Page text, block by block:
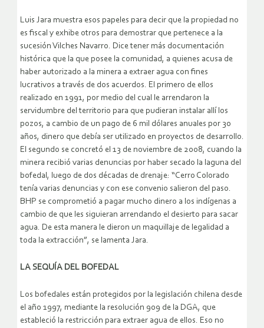
Luis Jara muestra esos papeles para decir que la propiedad no
es fiscal y exhibe otros para demostrar que pertenece a la
sucesión Vilches Navarro. Dice tener más documentación
histórica que la que posee la comunidad, a quienes acusa de
haber autorizado a la minera a extraer agua con fines
lucrativos a través de dos acuerdos. El primero de ellos
realizado en 1991, por medio del cual le arrendaron la
servidumbre del territorio para que pudieran instalar allí los
pozos, a cambio de un pago de 6 mil dólares anuales por 30
años, dinero que debía ser utilizado en proyectos de desarrollo.
El segundo se concretó el 13 de noviembre de 2008, cuando la
minera recibió varias denuncias por haber secado la laguna del
bofedal, luego de dos décadas de drenaje: “Cerro Colorado
tenía varias denuncias y con ese convenio salieron del paso.
BHP se comprometió a pagar mucho dinero a los indígenas a
cambio de que les siguieran arrendando el desierto para sacar
agua. De esta manera le dieron un maquillaje de legalidad a
toda la extracción”, se lamenta Jara.
LA SEQUÍA DEL BOFEDAL
Los bofedales están protegidos por la legislación chilena desde
el año 1997, mediante la resolución 909 de la DGA, que
estableció la restricción para extraer agua de ellos. Eso no